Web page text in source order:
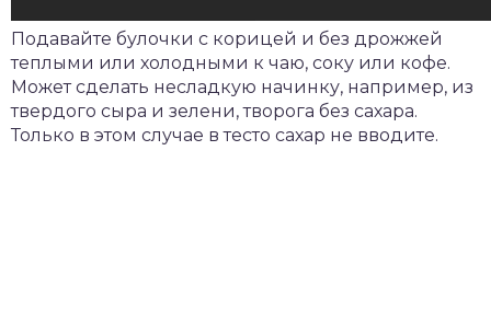
Подавайте булочки с корицей и без дрожжей
теплыми или холодными к чаю, соку или кофе.
Может сделать несладкую начинку, например, из
твердого сыра и зелени, творога без сахара.
Только в этом случае в тесто сахар не вводите.